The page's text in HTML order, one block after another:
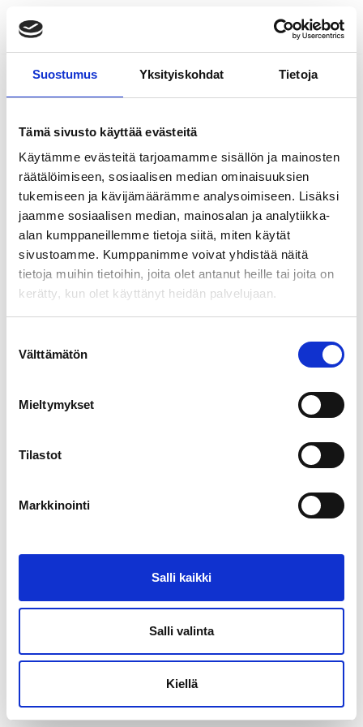
Suostumus Yksityiskohdat Tietoja
Tämä sivusto käyttää evästeitä
Käytämme evästeitä tarjoamamme sisällön ja mainosten
räätälöimiseen, sosiaalisen median ominaisuuksien
tukemiseen ja kävijämäärämme analysoimiseen. Lisäksi
jaamme sosiaalisen median, mainosalan ja analytiikka-
alan kumppaneillemme tietoja siitä, miten käytät
sivustoamme. Kumppanimme voivat yhdistää näitä
tietoja muihin tietoihin, joita olet antanut heille tai joita on
kerätty, kun olet käyttänyt heidän palvelujaan.
valinta
Välttämätön
Mieltymykset
Tilastot
Markkinointi
Salli kaikki
Salli valinta
Kiellä
sisältöön
Asiakastarina: Kehitystyön tuloksena
syntyi ainutlaatuinen laite
museokokoelmien tuholaistorjuntaan
tehnyt
museoille ja taidegallerioille: kuinka käsitellä arvokkaat ja
materiaaleille, tarvittiin uudenlainen, turvallinen…